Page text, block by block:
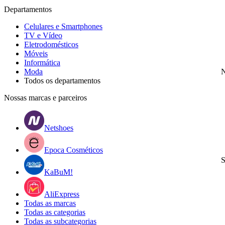
Departamentos
Celulares e Smartphones
TV e Vídeo
Eletrodomésticos
Móveis
Informática
Moda
Todos os departamentos
Nossas marcas e parceiros
Netshoes
Epoca Cosméticos
KaBuM!
AliExpress
Todas as marcas
Todas as categorias
Todas as subcategorias